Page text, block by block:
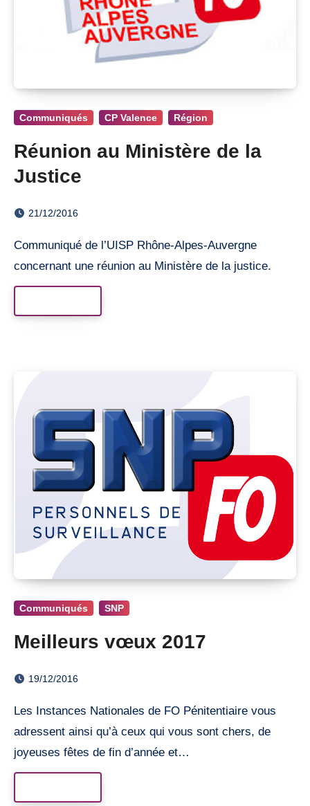
Communiqués CP Valence Région
Réunion au Ministère de la
Justice
21/12/2016
Communiqué de l’UISP Rhône-Alpes-Auvergne
concernant une réunion au Ministère de la justice.
Communiqués SNP
Meilleurs vœux 2017
19/12/2016
Les Instances Nationales de FO Pénitentiaire vous
adressent ainsi qu’à ceux qui vous sont chers, de
joyeuses fêtes de fin d’année et…